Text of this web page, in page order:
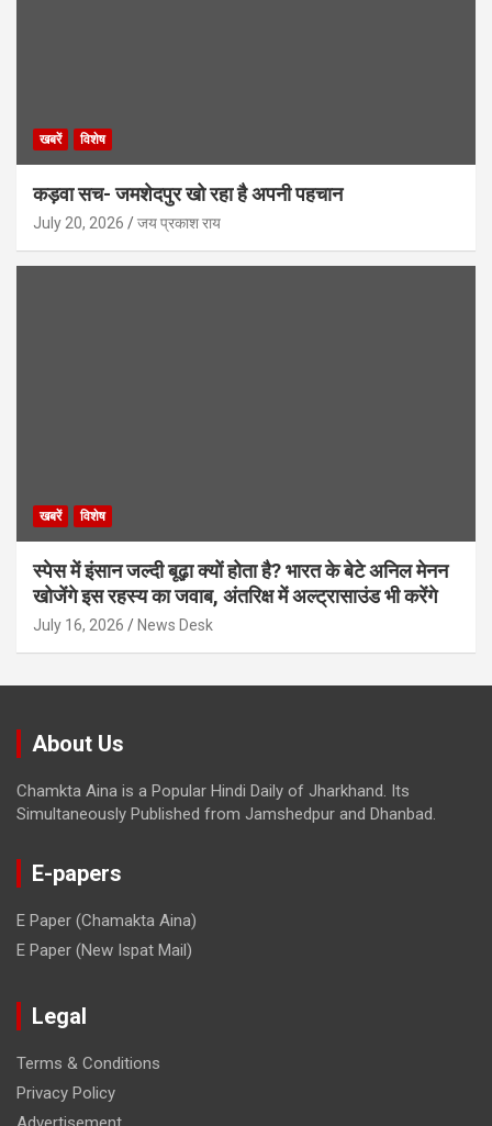
खबरें विशेष
कड़वा सच- जमशेदपुर खो रहा है अपनी पहचान
July 20, 2026 जय प्रकाश राय
खबरें विशेष
स्पेस में इंसान जल्दी बूढ़ा क्यों होता है? भारत के बेटे अनिल मेनन
खोजेंगे इस रहस्य का जवाब, अंतरिक्ष में अल्ट्रासाउंड भी करेंगे
July 16, 2026 News Desk
About Us
Chamkta Aina is a Popular Hindi Daily of Jharkhand. Its
Simultaneously Published from Jamshedpur and Dhanbad.
E-papers
E Paper (Chamakta Aina)
E Paper (New Ispat Mail)
Legal
Terms & Conditions
Privacy Policy